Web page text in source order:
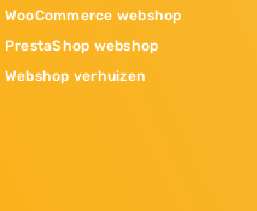
WooCommerce webshop
PrestaShop webshop
Webshop verhuizen